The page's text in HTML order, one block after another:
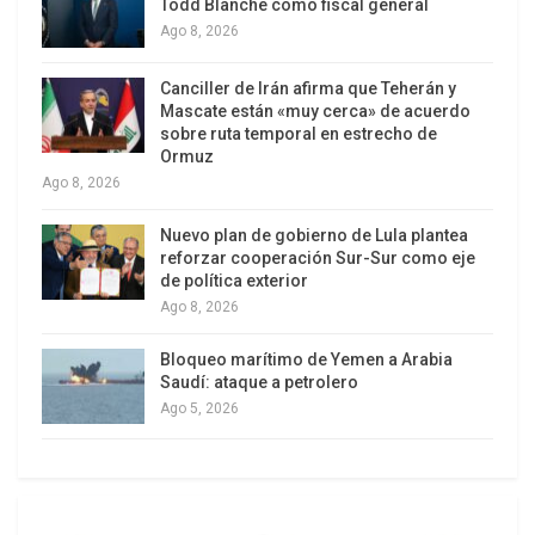
poder cometidos por gobiernos democráticos, y
la existencia formal del Estado de derecho. Por
ejemplo: la siniestra figura represiva de la
desaparición forzada de prisioneros políticos
durante la Cuarta República -consecuencia directa
del entrenamiento impartido a oficiales
en la Escuela de las Américas- se da, inicialmente,
en nuestro país y no Argentina, Chile, Uruguay,
Brasil y Centro América como muchos suponen.
Todd Blanche como fiscal general
Ago 8, 2026
Canciller de Irán afirma que Teherán y
Mascate están «muy cerca» de acuerdo
sobre ruta temporal en estrecho de
Ormuz
Ago 8, 2026
Nuevo plan de gobierno de Lula plantea
reforzar cooperación Sur-Sur como eje
de política exterior
Ago 8, 2026
Bloqueo marítimo de Yemen a Arabia
Saudí: ataque a petrolero
Ago 5, 2026